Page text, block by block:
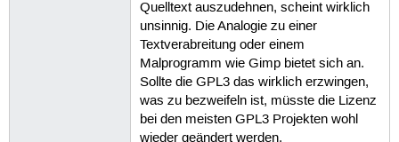
Quelltext auszudehnen, scheint wirklich
unsinnig. Die Analogie zu einer
Textverabreitung oder einem
Malprogramm wie Gimp bietet sich an.
Sollte die GPL3 das wirklich erzwingen,
was zu bezweifeln ist, müsste die Lizenz
bei den meisten GPL3 Projekten wohl
wieder geändert werden.